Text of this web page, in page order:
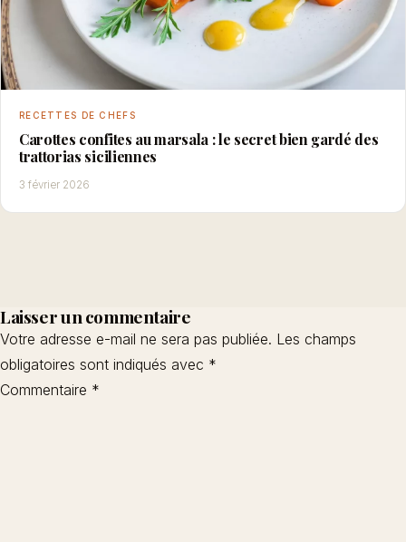
RECETTES DE CHEFS
Carottes confites au marsala : le secret bien gardé des
trattorias siciliennes
3 février 2026
Laisser un commentaire
Votre adresse e-mail ne sera pas publiée. Les champs
obligatoires sont indiqués avec *
Commentaire *